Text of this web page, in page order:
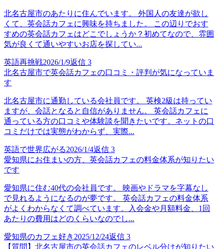
北名古屋市のあたりに住んでいます。 外国人の友達が欲し
くて、英会話カフェに興味を持ちました。 この辺りでおす
すめの英会話カフェはどこでしょうか？初めてなので、雰囲
気が良くて通いやすいお店を探してい...
英語再挑戦2026/1/9返信 3
北名古屋市で英会話カフェの口コミ・評判が気になっていま
す
北名古屋市に通勤している会社員です。 英検2級は持ってい
ますが、会話となると自信がありません。 英会話カフェに
通っている方の口コミや体験談を聞きたいです。ネットの口
コミだけでは実態がわからず、実際...
英語で世界広がる2026/1/4返信 3
愛知県にお住まいの方、英会話カフェの料金体系が知りたい
です
愛知県に住む40代の会社員です。 映画やドラマを字幕なし
で見れるようになるのが夢です。 英会話カフェの料金体系
がよくわからなくて調べています。入会金や月額料金、1回
あたりの費用はどのくらいなのでし...
愛知県のカフェ好き 2025/12/24返信 3
【質問】北名古屋市の英会話カフェのレベル分けが知りたい